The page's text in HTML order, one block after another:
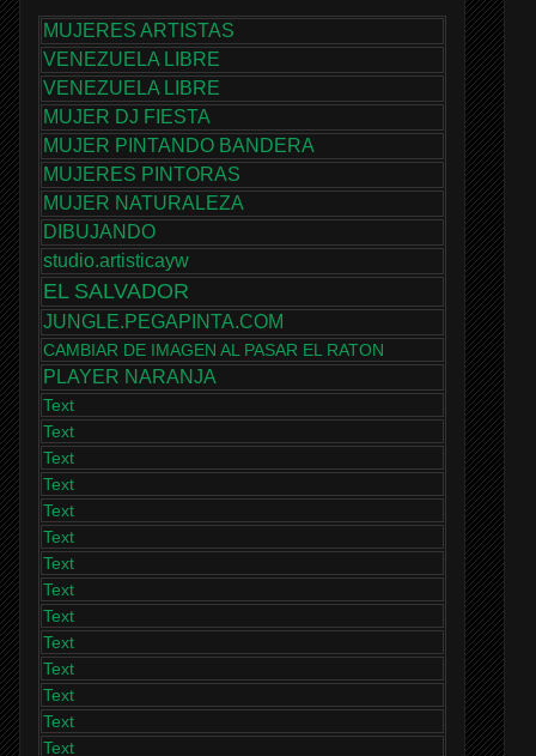
MUJERES ARTISTAS
VENEZUELA LIBRE
VENEZUELA LIBRE
MUJER DJ FIESTA
MUJER PINTANDO BANDERA
MUJERES PINTORAS
MUJER NATURALEZA
DIBUJANDO
studio.artisticayw
EL SALVADOR
JUNGLE.PEGAPINTA.COM
CAMBIAR DE IMAGEN AL PASAR EL RATON
PLAYER NARANJA
Text
Text
Text
Text
Text
Text
Text
Text
Text
Text
Text
Text
Text
Text